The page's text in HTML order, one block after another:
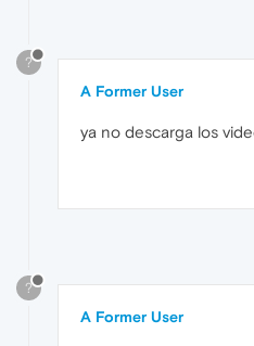
?
A Former User
ya no descarga los
?
A Former User